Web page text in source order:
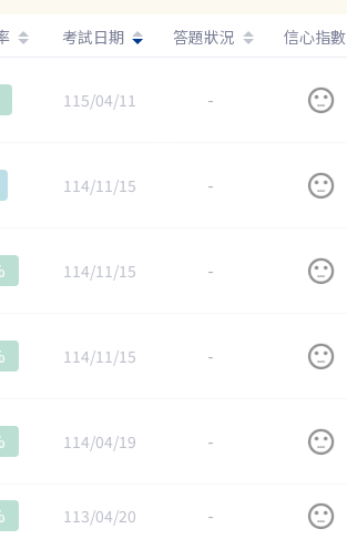
考試日期 答題狀況 信心指數
115/04/11 -
114/11/15 -
114/11/15 -
114/11/15 -
114/04/19 -
113/04/20 -